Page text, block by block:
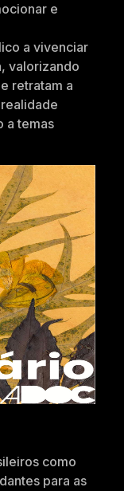
e
a vivenciar
valorizando
retratam a
a temas
como
para as